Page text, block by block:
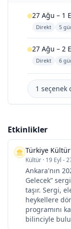
27 Ağu – 1
Direkt 5
27 Ağu – 2
Direkt 6
1 seçenek
Etkinlikler
Türkiye
Kültür · 19 Eyl -
Ankara'nın
Gelecek”
taşır. Sergi,
heykellere
programını
bilinciyle